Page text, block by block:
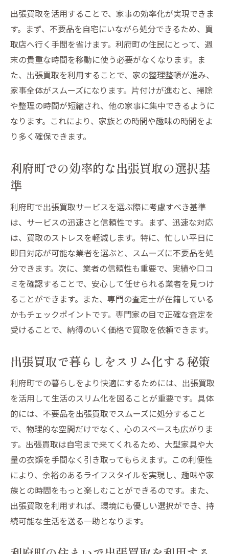
出張買取を活用することで、家事の効率化が実現できま
す。まず、不要品を自宅にいながら処分できるため、買
取店へ行く手間を省けます。利府町の住民にとって、週
末の貴重な時間を移動に使う必要がなくなります。ま
た、出張買取を利用することで、家の整理整頓が進み、
家事全体がスムーズになります。片付けが進むと、掃除
や整理の時間が短縮され、他の家事に集中できるように
なります。これにより、家族との時間や趣味の時間をよ
り多く確保できます。
利府町での効率的な出張買取の選択基
準
利府町で出張買取サービスを選ぶ際に考慮すべき基準
は、サービスの迅速さと信頼性です。まず、迅速な対応
は、買取のストレスを軽減します。特に、忙しい平日に
即日対応が可能な業者を選ぶと、スムーズに不要品を処
分できます。次に、業者の信頼性も重要で、実績や口コ
ミを確認することで、安心して任せられる業者を見つけ
ることができます。また、専門の査定士が在籍している
かもチェックポイントです。専門家の目で正確な査定を
受けることで、納得のいく価格で買取を依頼できます。
出張買取で暮らしをスリム化する秘策
利府町での暮らしをより快適にするためには、出張買取
を活用して生活のスリム化を図ることが重要です。具体
的には、不要品を出張買取でスムーズに処分すること
で、物理的な空間だけでなく、心のスペースも広がりま
す。出張買取は自宅まで来てくれるため、大型家具や大
量の衣類を手間なく引き取ってもらえます。この利便性
により、余裕のあるライフスタイルを実現し、趣味や家
族との時間をもっと楽しむことができるのです。また、
出張買取を利用すれば、環境にも優しい選択ができ、持
続可能な生活を送る一助となります。